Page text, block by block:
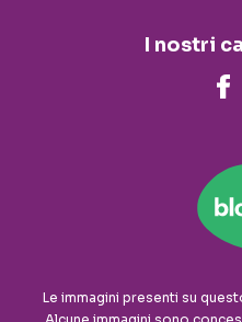
I nostri
Le immagini presenti su